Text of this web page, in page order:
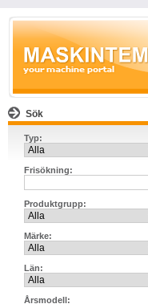
Sök
Typ:
Frisökning:
Produktgrupp:
Märke:
Län:
Årsmodell: